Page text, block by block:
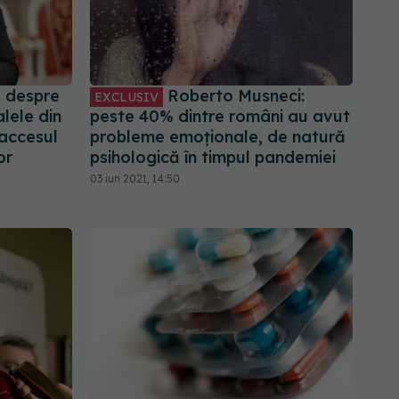
despre
din
EXCLUSIV
Roberto Musneci:
peste 40% dintre români au avut
probleme emoționale, de natură
psihologică în timpul pandemiei
03 iun 2021, 14:50